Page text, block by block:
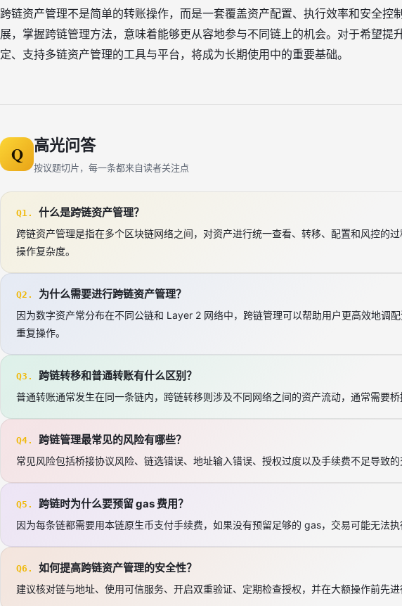
跨链资产管理不是简单的转账操作，而是一套覆盖资产配置、执行效率和安全控
展，掌握跨链管理方法，意味着能够更从容地参与不同链上的机会。对于希望提
定、支持多链资产管理的工具与平台，将成为长期使用中的重要基础。
Q 高光问答
按议题切片，每一条都来自读者关注点
Q1. 什么是跨链资产管理？
跨链资产管理是指在多个区块链网络之间，对资产进行统一查看、转移、配置和风控的
操作复杂度。
Q2. 为什么需要进行跨链资产管理？
因为数字资产常分布在不同公链和 Layer 2 网络中，跨链管理可以帮助用户更高效地调
重复操作。
Q3. 跨链转移和普通转账有什么区别？
普通转账通常发生在同一条链内，跨链转移则涉及不同网络之间的资产流动，通常需要桥
Q4. 跨链管理最常见的风险有哪些？
常见风险包括桥接协议风险、链选错误、地址输入错误、授权过度以及手续费不足导致的
Q5. 跨链时为什么要预留 gas 费用？
因为每条链都需要用本链原生币支付手续费，如果没有预留足够的 gas，交易可能无法执
Q6. 如何提高跨链资产管理的安全性？
建议核对链与地址、使用可信服务、开启双重验证、定期检查授权，并在大额操作前先进